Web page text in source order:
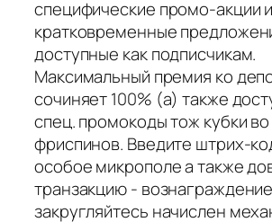
специфические промо-акции
кратковременные
доступные как подписчикам.
Максимальный премия ко
сочиняет 100% (а) также
спец. промокоды тож кубки
фриспинов. Введите штрих-
особое микрополе а также
транзакцию - вознаграждение
закругляйтесь начислен